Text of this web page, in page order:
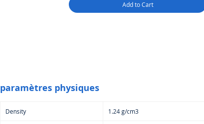
des parois plus larges.
Aéromodélisme et pièces volantes
faible poids
Add to Cart
paramètres physiques
Density 1.24 g/cm3